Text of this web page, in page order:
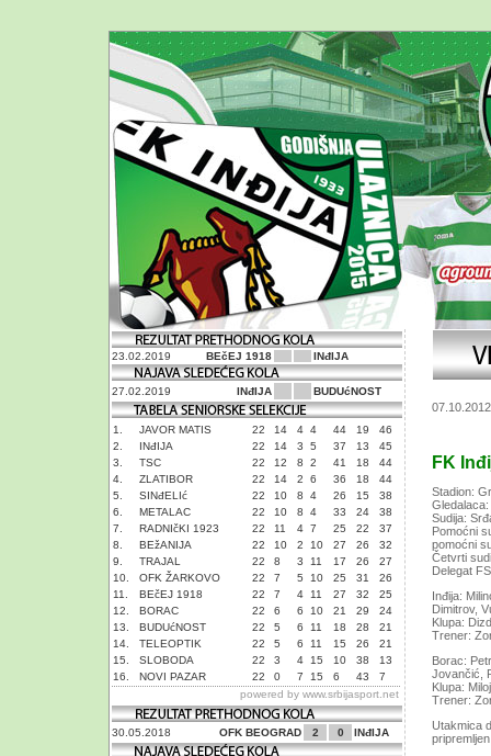
23.02.2019 BEčEJ 1918 INđIJA
27.02.2019 INđIJA BUDUćNOST
1. JAVOR MATIS 22 14 4 4 44 19
46
2.
INđIJA 22 14 3 5 37 13
45
3.
TSC 22 12 8 2 41 18
44
4.
ZLATIBOR 22 14 2 6 36 18
44
5.
SINđELIć 22 10 8 4 26 15
38
6.
METALAC 22 10 8 4 33 24
38
7.
RADNIčKI 1923 22 11 4 7 25 22
37
8.
BEžANIJA 22 10 2 10 27 26
32
9.
TRAJAL 22 8 3 11 17 26
27
10.
OFK ŽARKOVO 22 7 5 10 25 31
26
11.
BEčEJ 1918 22 7 4 11 27 32
25
12.
BORAC 22 6 6 10 21 29
24
13.
BUDUćNOST 22 5 6 11 18 28
21
14.
TELEOPTIK 22 5 6 11 15 26
21
15.
SLOBODA 22 3 4 15 10 38
13
16.
NOVI PAZAR 22 0 7 15 6 43
7
powered by www.srbijasport.net
30.05.2018 OFK BEOGRAD 2 0 INđIJA
07.10.2012
FK
Stadion:
Gledalaca:
Sudija:
Pomoćni
pomoćni
Četvrti
Delegat
Inđija:
Dimitrov,
Klupa:
Trener:
Borac:
Jovančić,
Klupa:
Trener:
Utakmica